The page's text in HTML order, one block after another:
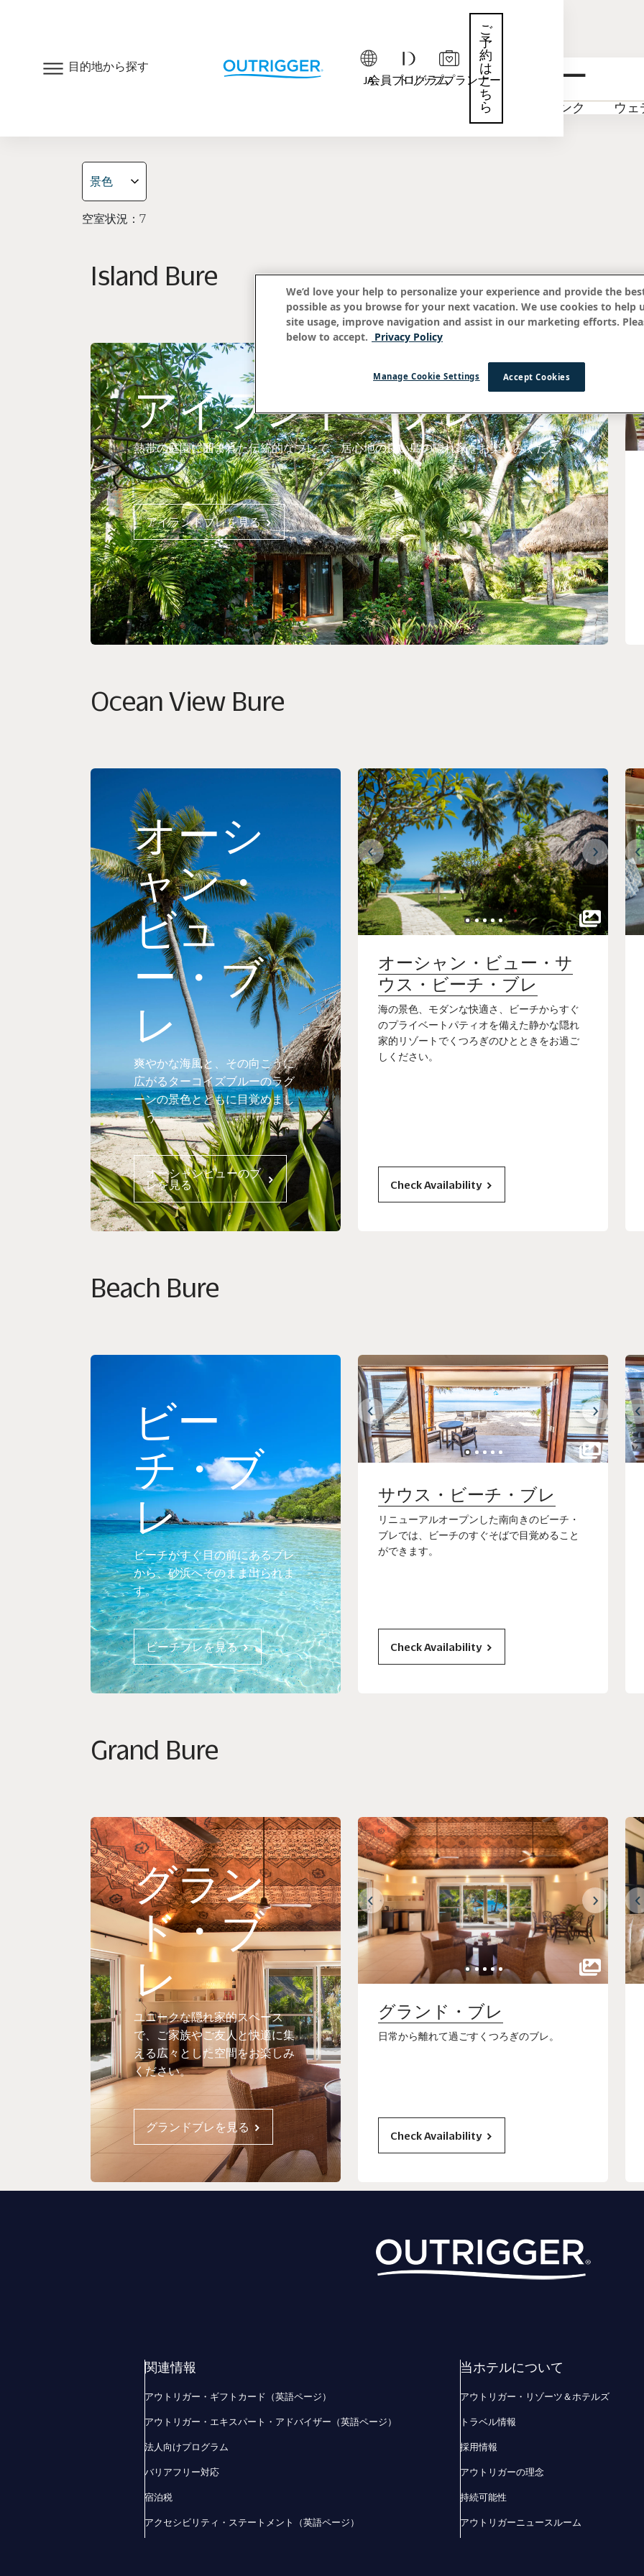
目的地から探す
JA会員プログラム
トリッププランナー
ご
予
約
は
こ
ち
ら
キャスタウェイ・アイランド,フィジー
フード＆ドリンク ウェ
景色
空室状況： 7
Island Bure
アイランド・ブレ
熱帯の庭園に囲まれた伝統的なブレで、居心地の良い島の隠れ家をお楽しみくださ
い。
アイランドブレを見る
Ocean View Bure
オーシ
ャン・
ビュ
ー・ブ
レ
爽やかな海風と、その向こうに
広がるターコイズブルーのラグ
ーンの景色とともに目覚めまし
ょう。
オーシャンビューのブ
レを見る
オーシャン・ビュー・サ
ウス・ビーチ・ブレ
海の景色、モダンな快適さ、ビーチからすぐ
のプライベートパティオを備えた静かな隠れ
家的リゾートでくつろぎのひとときをお過ご
しください。
Check Availability
Beach Bure
ビー
チ・ブ
レ
ビーチがすぐ目の前にあるブレ
から、砂浜へそのまま出られま
す。
ビーチブレを見る
サウス・ビーチ・ブレ
リニューアルオープンした南向きのビーチ・
ブレでは、ビーチのすぐそばで目覚めること
ができます。
Check Availability
Grand Bure
グラン
ド・ブ
レ
ユニークな隠れ家的スペース
で、ご家族やご友人と快適に集
える広々とした空間をお楽しみ
ください。
グランドブレを見る
グランド・ブレ
日常から離れて過ごすくつろぎのブレ。
Check Availability
関連情報
アウトリガー・ギフトカード（英語ページ）
アウトリガー・エキスパート・アドバイザー（英語ページ）
法人向けプログラム
バリアフリー対応
宿泊税
アクセシビリティ・ステートメント（英語ページ）
当ホテルについて
アウトリガー・リゾーツ＆ホテルズ
トラベル情報
採用情報
アウトリガーの理念
持続可能性
アウトリガーニュースルーム
We’d love your help to personalize your experience and provide the
possible as you browse for your next vacation. We use cookies to help
site usage, improve navigation and assist in our marketing efforts.
below to accept. Privacy Policy
Accept Cookies
Manage Cookie Settings